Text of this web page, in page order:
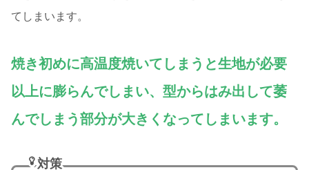
てしまいます。
焼き初めに高温度焼いてしまうと生地が必要
以上に膨らんでしまい、型からはみ出して萎
んでしまう部分が大きくなってしまいます。
対策